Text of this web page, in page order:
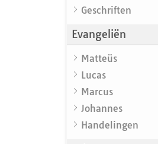
Geschriften
Evangeliën
Matteüs
Lucas
Marcus
Johannes
Handelingen